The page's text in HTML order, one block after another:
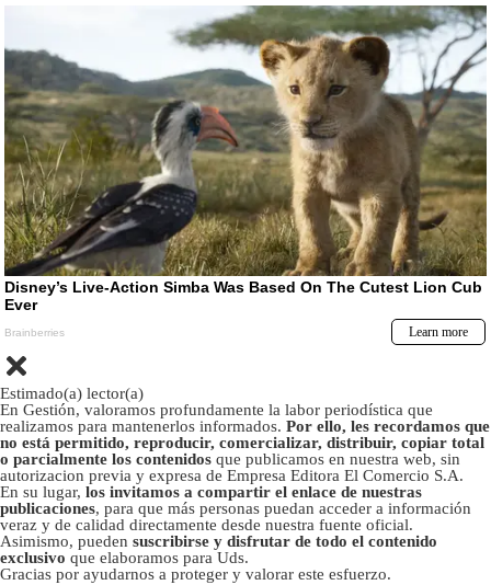
Estimado(a) lector(a)
En Gestión, valoramos profundamente la labor periodística que
realizamos para mantenerlos informados. Por ello, les recordamos que
no está permitido, reproducir, comercializar, distribuir, copiar total
o parcialmente los contenidos que publicamos en nuestra web, sin
autorizacion previa y expresa de Empresa Editora El Comercio S.A.
En su lugar, los invitamos a compartir el enlace de nuestras
publicaciones, para que más personas puedan acceder a información
veraz y de calidad directamente desde nuestra fuente oficial.
Asimismo, pueden suscribirse y disfrutar de todo el contenido
exclusivo que elaboramos para Uds.
Gracias por ayudarnos a proteger y valorar este esfuerzo.